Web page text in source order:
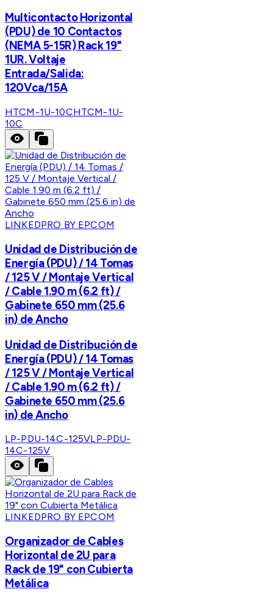
Multicontacto Horizontal
(PDU) de 10 Contactos
(NEMA 5-15R) Rack 19"
1UR. Voltaje
Entrada/Salida:
120Vca/15A
HTCM-1U-10CHTCM-1U-
10C
LINKEDPRO BY EPCOM
Unidad de Distribución de
Energía (PDU) / 14 Tomas
/ 125 V / Montaje Vertical
/ Cable 1.90 m (6.2 ft) /
Gabinete 650 mm (25.6
in) de Ancho
Unidad de Distribución de
Energía (PDU) / 14 Tomas
/ 125 V / Montaje Vertical
/ Cable 1.90 m (6.2 ft) /
Gabinete 650 mm (25.6
in) de Ancho
LP-PDU-14C-125VLP-PDU-
14C-125V
LINKEDPRO BY EPCOM
Organizador de Cables
Horizontal de 2U para
Rack de 19" con Cubierta
Metálica